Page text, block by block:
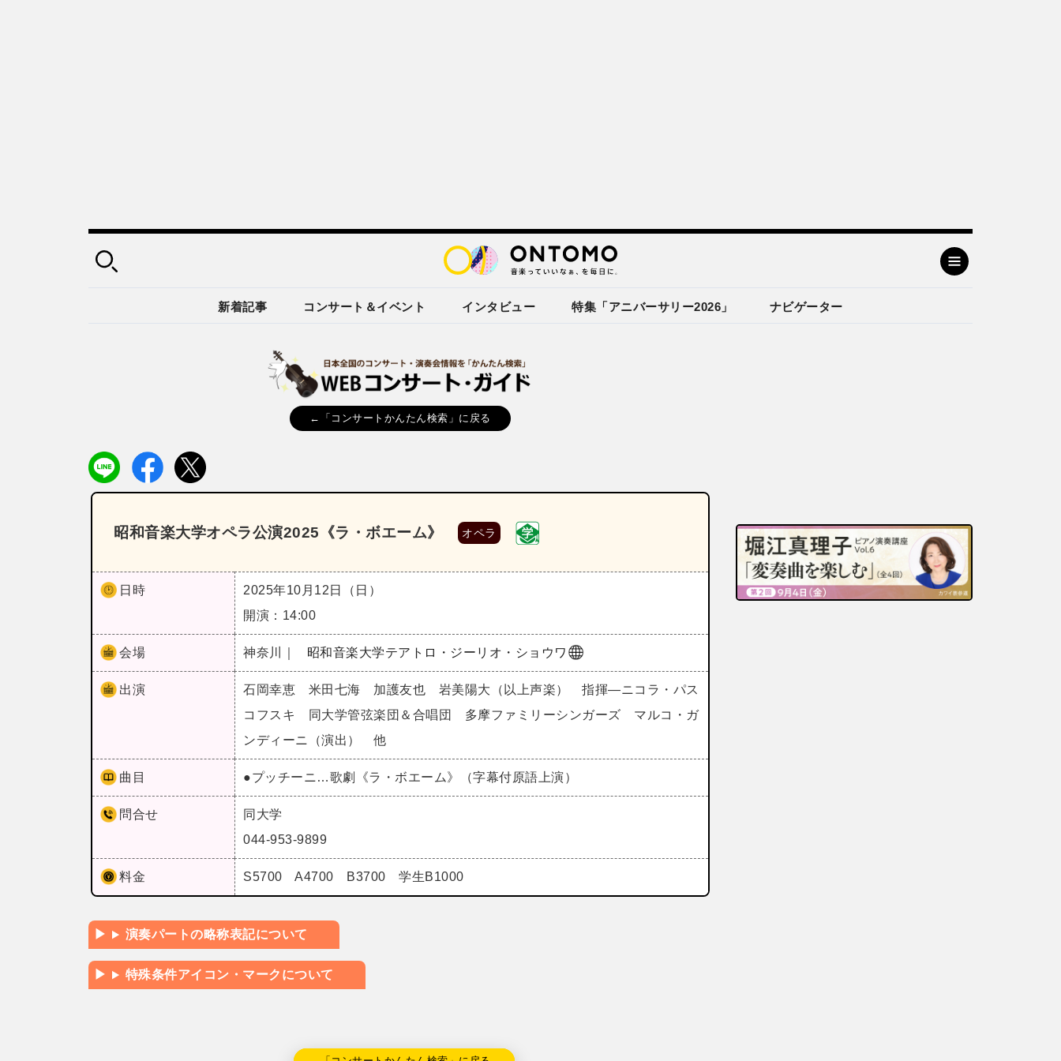
新着記事 コンサート＆イベント インタビュー 特集「アニバーサリー2026」 ナビゲーター
←「コンサートかんたん検索」に戻る
昭和音楽大学オペラ公演2025《ラ・ボエーム》 オペラ
日時
2025年10月12日（日）
開演：14:00
会場 神奈川｜ 昭和音楽大学テアトロ・ジーリオ・ショウワ
出演
石岡幸恵 米田七海 加護友也 岩美陽大（以上声楽） 指揮―ニコラ・パス
コフスキ 同大学管弦楽団＆合唱団 多摩ファミリーシンガーズ マルコ・ガ
ンディーニ（演出） 他
曲目 ●プッチーニ…歌劇《ラ・ボエーム》（字幕付原語上演）
問合せ
同大学
044-953-9899
料金 S5700 A4700 B3700 学生B1000
演奏パートの略称表記について
特殊条件アイコン・マークについて